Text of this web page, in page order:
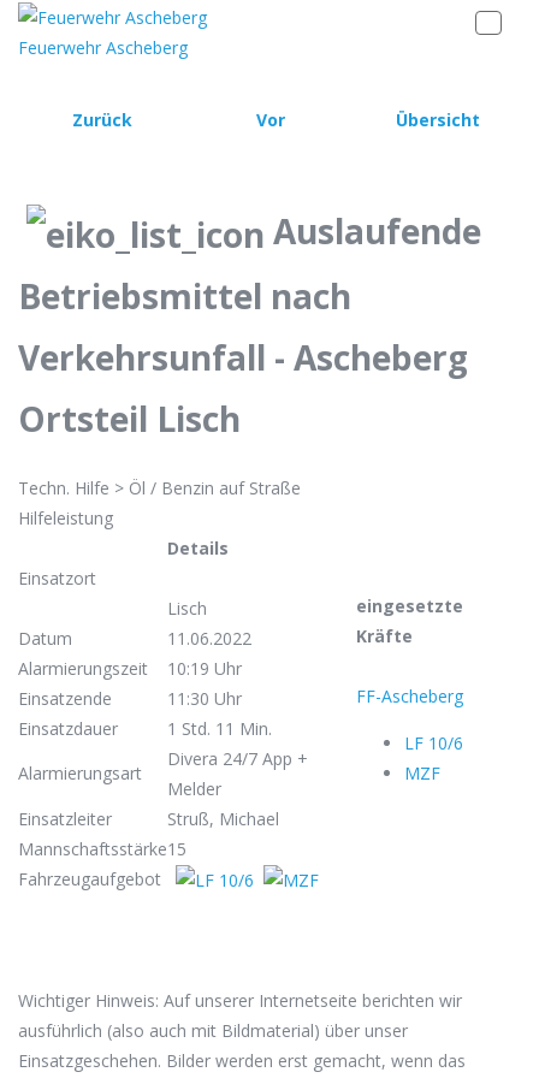
Feuerwehr Ascheberg
Zurück Vor Übersicht
Auslaufende
Betriebsmittel nach
Verkehrsunfall - Ascheberg
Ortsteil Lisch
Techn. Hilfe > Öl / Benzin auf Straße
Hilfeleistung
Einsatzort
Details
Lisch
Datum
11.06.2022
Alarmierungszeit
10:19 Uhr
Einsatzende
11:30 Uhr
Einsatzdauer
1 Std. 11 Min.
Alarmierungsart
Divera 24/7 App +
Melder
Einsatzleiter
Struß, Michael
Mannschaftsstärke15
eingesetzte
Kräfte
FF-Ascheberg
LF 10/6
MZF
Fahrzeugaufgebot
Wichtiger Hinweis: Auf unserer Internetseite berichten wir
ausführlich (also auch mit Bildmaterial) über unser
Einsatzgeschehen. Bilder werden erst gemacht, wenn das